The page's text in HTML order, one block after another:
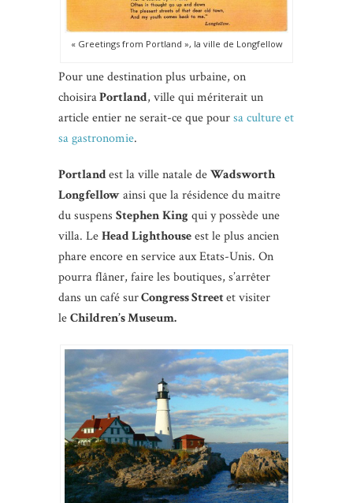
« Greetings from Portland », la ville de Longfellow
Pour une destination plus urbaine, on
choisiraPortland, ville qui mériterait un
article entier ne serait-ce que poursa culture et
sa gastronomie.
Portlandest la ville natale deWadsworth
Longfellowainsi que la résidence du maitre
du suspens StephenKing qui y possède une
villa. LeHead Lighthouseest le plus ancien
phare encore en service aux Etats-Unis. On
pourra flâner, faire les boutiques, s’arrêter
dans un café surCongress Streetet visiter
leChildren’s Museum.